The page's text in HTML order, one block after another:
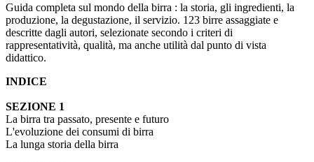
Guida completa sul mondo della birra : la storia, gli ingredienti, la
produzione, la degustazione, il servizio. 123 birre assaggiate e
descritte dagli autori, selezionate secondo i criteri di
rappresentatività, qualità, ma anche utilità dal punto di vista
didattico.
INDICE
SEZIONE 1
La birra tra passato, presente e futuro
L'evoluzione dei consumi di birra
La lunga storia della birra